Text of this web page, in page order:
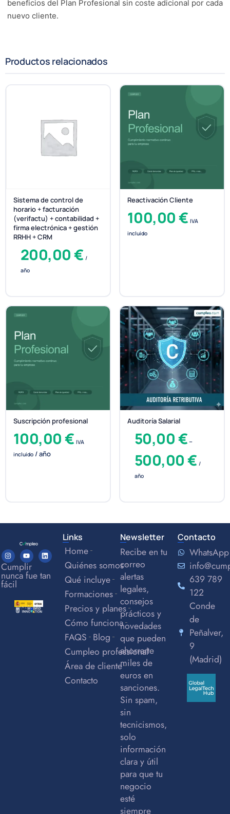
beneficios del Plan Profesional sin coste adicional por cada
nuevo cliente.
Productos relacionados
Sistema de control de
horario + facturación
(verifactu) + contabilidad +
firma electrónica + gestión
RRHH + CRM
200,00€ /
año
Reactivación Cliente
100,00€ IVA
incluido
Suscripción profesional
100,00€ IVA
incluido/ año
Auditoría Salarial
50,00€–
500,00€ /
año
Cumplir
nunca fue tan
fácil
Links
Home
Quiénes somos
Qué incluye
Formaciones
Precios y planes
Cómo funciona
FAQS Blog
Cumpleo professional
Área de cliente
Contacto
Newsletter
Recibe en tu
correo
alertas
legales,
consejos
prácticos y
novedades
que pueden
ahorrarte
miles de
euros en
sanciones.
Sin spam,
sin
tecnicismos,
solo
información
clara y útil
para que tu
negocio
esté
siempre
Contacto
WhatsApp
639 789
122
Conde
de
Peñalver,
9
(Madrid)